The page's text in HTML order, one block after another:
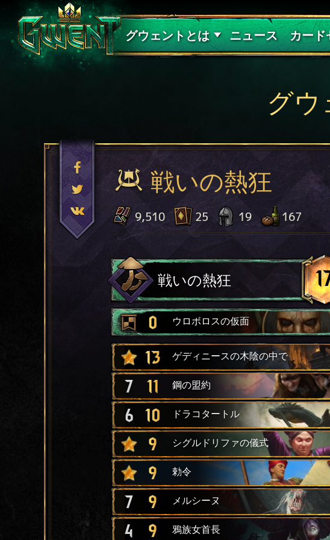
グウェントとは
サポート
ニュース カード
紅き血
グウ
戦いの熱狂
9,510 25 19 167
戦いの熱狂
0 ウロボロスの仮面
13 ゲディニースの木陰の中で
7 11 鋼の盟約
6 10 ドラコタートル
9 シグルドリファの儀式
9 勅令
7 9 メルシーヌ
4 9 鴉族女首長